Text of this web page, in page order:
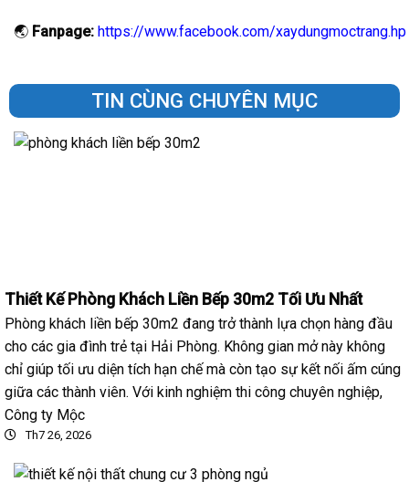
🌏 Fanpage: https://www.facebook.com/xaydungmoctrang.hp
TIN CÙNG CHUYÊN MỤC
Thiết Kế Phòng Khách Liền Bếp 30m2 Tối Ưu Nhất
Phòng khách liền bếp 30m2 đang trở thành lựa chọn hàng đầu
cho các gia đình trẻ tại Hải Phòng. Không gian mở này không
chỉ giúp tối ưu diện tích hạn chế mà còn tạo sự kết nối ấm cúng
giữa các thành viên. Với kinh nghiệm thi công chuyên nghiệp,
Công ty Mộc
Th7 26, 2026